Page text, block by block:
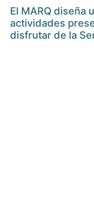
El MARQ diseña
actividades
disfrutar de la